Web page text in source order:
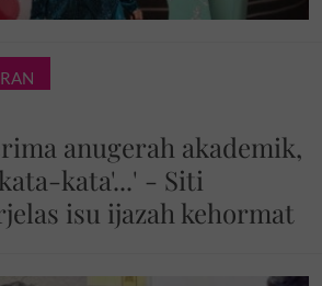
anugerah akademik,
kata'...' - Siti
isu ijazah kehormat